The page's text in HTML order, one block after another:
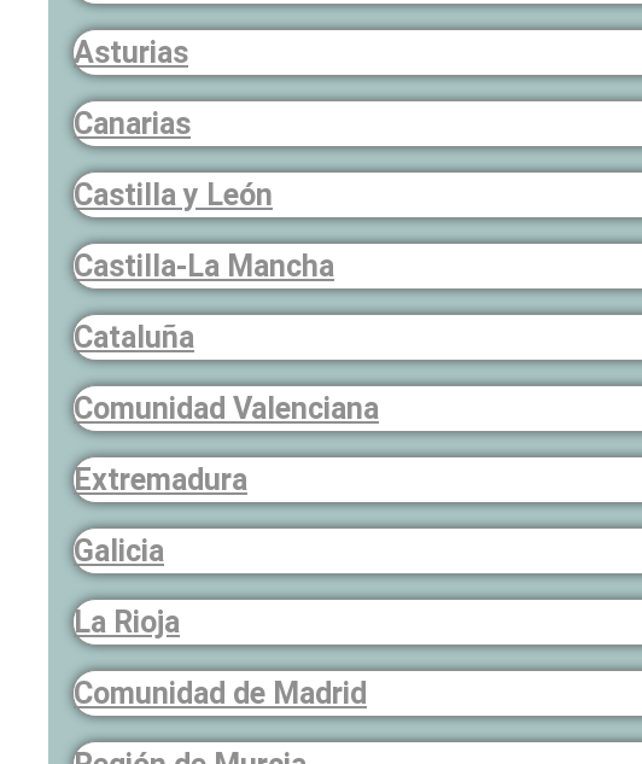
Asturias
Canarias
Castilla y León
Castilla-La Mancha
Cataluña
Comunidad Valenciana
Extremadura
Galicia
La Rioja
Comunidad de Madrid